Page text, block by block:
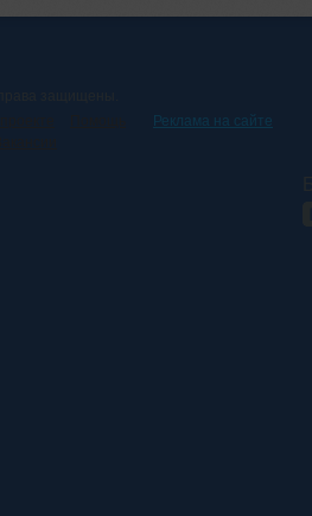
Реклама на сайте